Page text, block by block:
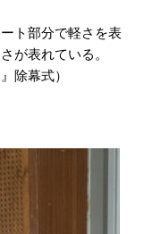
ト部分で軽さを表
が表れている。
除幕式）